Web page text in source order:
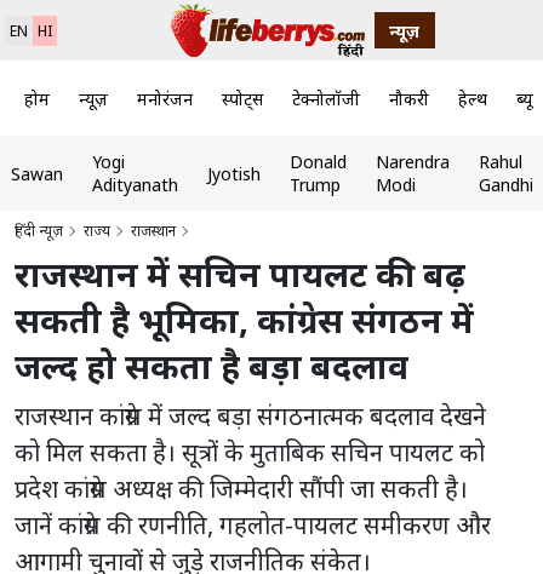
EN HI न्यूज़
होम न्यूज़ मनोरंजन स्पोर्ट्स टेक्नोलॉजी नौकरी हेल्थ
Sawan
Yogi
Adityanath
Jyotish
Donald
Trump
Narendra
Modi
Rahul
Gandhi
हिंदी न्यूज़ राज्य राजस्थान
राजस्थान में सचिन पायलट की बढ़
सकती है भूमिका, कांग्रेस संगठन में
जल्द हो सकता है बड़ा बदलाव
राजस्थान कांग्रेस में जल्द बड़ा संगठनात्मक बदलाव देखने
को मिल सकता है। सूत्रों के मुताबिक सचिन पायलट को
प्रदेश कांग्रेस अध्यक्ष की जिम्मेदारी सौंपी जा सकती है।
जानें कांग्रेस की रणनीति, गहलोत-पायलट समीकरण और
आगामी चुनावों से जुड़े राजनीतिक संकेत।